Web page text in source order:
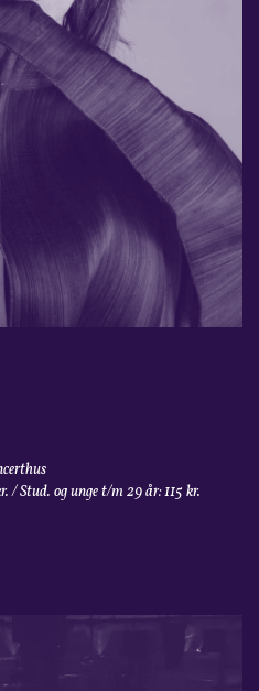
/ Stud. og unge t/m 29 år: 115 kr.